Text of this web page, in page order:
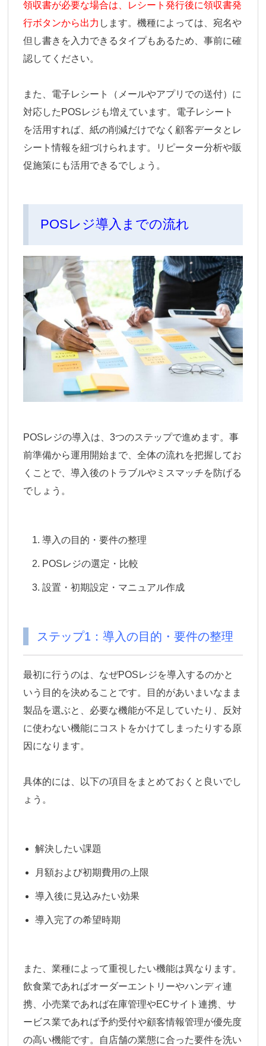
領収書が必要な場合は、レシート発行後に領収書発
行ボタンから出力 します。機種によっては、宛名や
但し書きを入力できるタイプもあるため、事前に確
認してください。
また、電子レシート（メールやアプリでの送付）に
対応したPOSレジも増えています。電子レシート
を活用すれば、紙の削減だけでなく顧客データとレ
シート情報を紐づけられます。リピーター分析や販
促施策にも活用できるでしょう。
POSレジ導入までの流れ
POSレジの導入は、3つのステップで進めます。事
前準備から運用開始まで、全体の流れを把握してお
くことで、導入後のトラブルやミスマッチを防げる
でしょう。
導入の目的・要件の整理
POSレジの選定・比較
設置・初期設定・マニュアル作成
ステップ1：導入の目的・要件の整理
最初に行うのは、なぜPOSレジを導入するのかと
いう目的を決めることです。目的があいまいなまま
製品を選ぶと、必要な機能が不足していたり、反対
に使わない機能にコストをかけてしまったりする原
因になります。
具体的には、以下の項目をまとめておくと良いでし
ょう。
解決したい課題
月額および初期費用の上限
導入後に見込みたい効果
導入完了の希望時期
また、業種によって重視したい機能は異なります。
飲食業であればオーダーエントリーやハンディ連
携、小売業であれば在庫管理やECサイト連携、サ
ービス業であれば予約受付や顧客情報管理が優先度
の高い機能です。自店舗の業態に合った要件を洗い